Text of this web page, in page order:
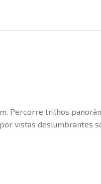
Percorre trilhos
vistas deslumbrantes